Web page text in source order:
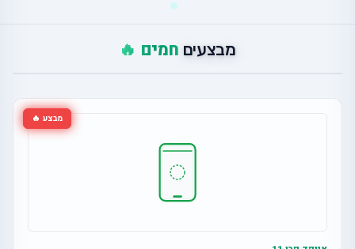
מבצעים חמים 🔥
מבצע 🔥